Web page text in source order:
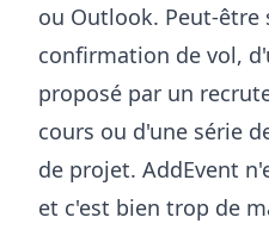
ou Outlook. Peut-être
confirmation de vol,
proposé par un
cours ou d'une série
de projet. AddEvent
et c'est bien trop de